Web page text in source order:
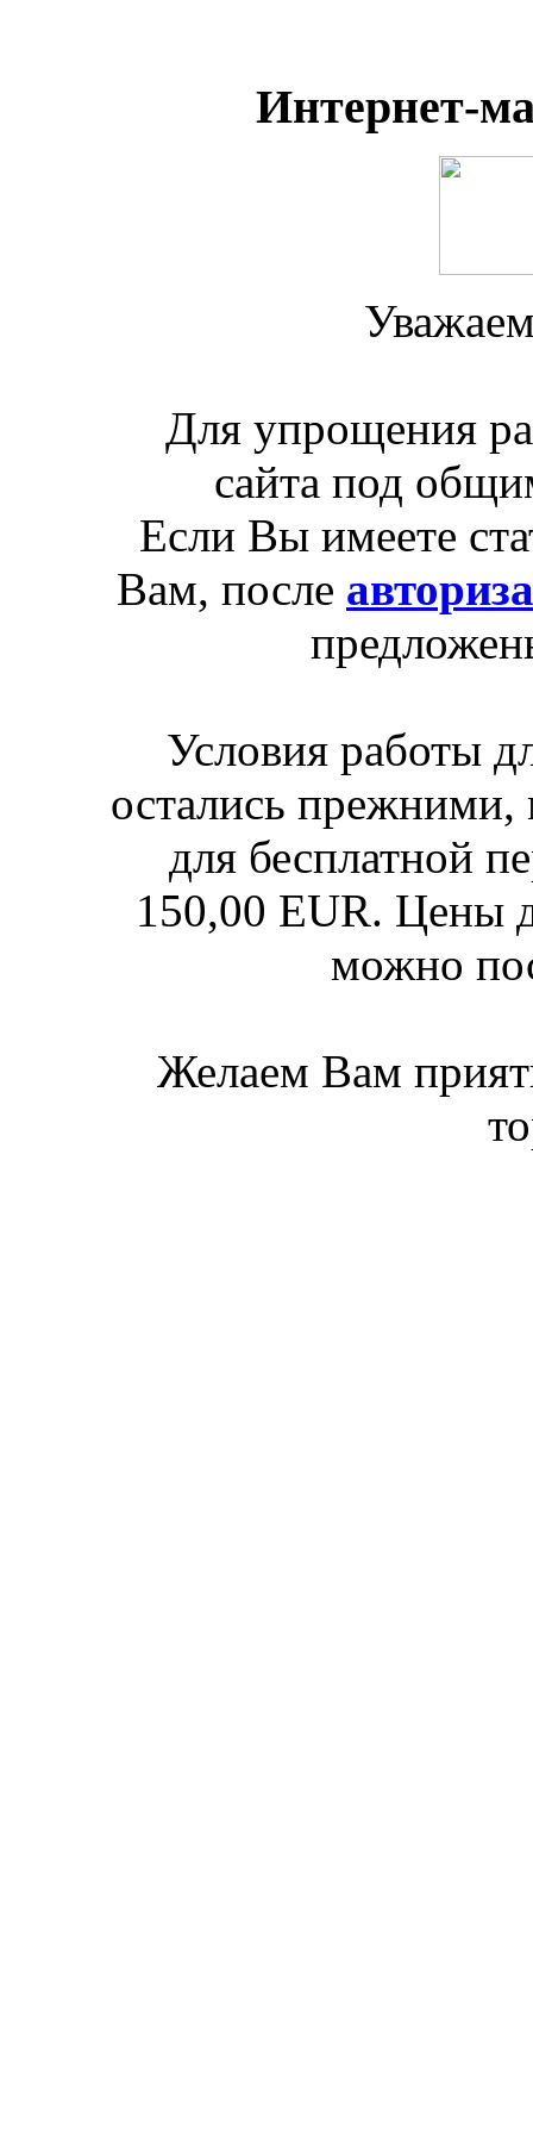
Интернет-
Для упрощения
сайта под
Если Вы имеете
Вам, после
Условия работы
остались прежними,
для бесплатной
150,00 EUR. Цены
можно
Желаем Вам